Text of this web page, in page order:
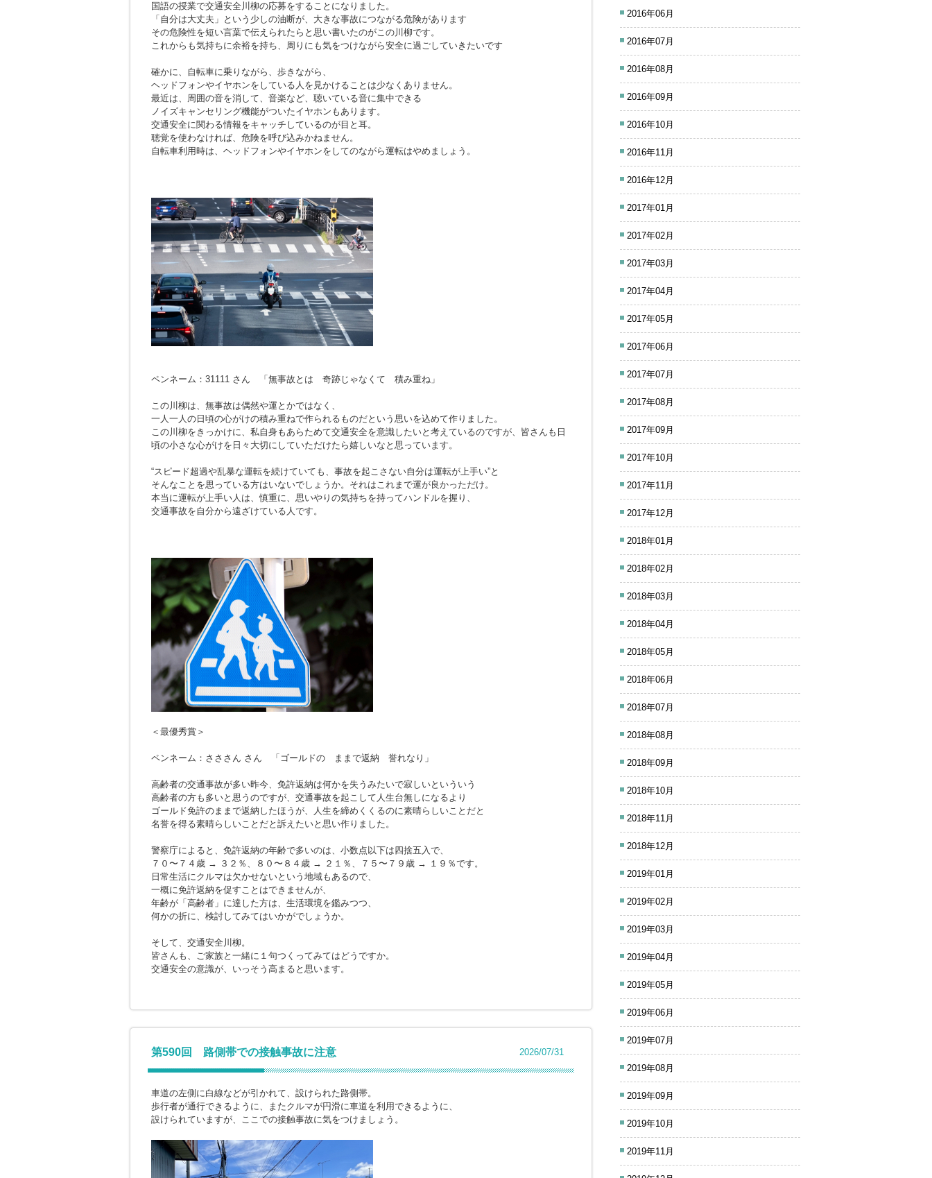
国語の授業で交通安全川柳の応募をすることになりました。
「自分は大丈夫」という少しの油断が、大きな事故につながる危険があります
その危険性を短い言葉で伝えられたらと思い書いたのがこの川柳です。
これからも気持ちに余裕を持ち、周りにも気をつけながら安全に過ごしていきたいです
確かに、自転車に乗りながら、歩きながら、
ヘッドフォンやイヤホンをしている人を見かけることは少なくありません。
最近は、周囲の音を消して、音楽など、聴いている音に集中できる
ノイズキャンセリング機能がついたイヤホンもあります。
交通安全に関わる情報をキャッチしているのが目と耳。
聴覚を使わなければ、危険を呼び込みかねません。
自転車利用時は、ヘッドフォンやイヤホンをしてのながら運転はやめましょう。
ペンネーム：31111 さん 「無事故とは 奇跡じゃなくて 積み重ね」
この川柳は、無事故は偶然や運とかではなく、
一人一人の日頃の心がけの積み重ねで作られるものだという思いを込めて作りました。
この川柳をきっかけに、私自身もあらためて交通安全を意識したいと考えているのですが、皆さんも日
頃の小さな心がけを日々大切にしていただけたら嬉しいなと思っています。
“スピード超過や乱暴な運転を続けていても、事故を起こさない自分は運転が上手い”と
そんなことを思っている方はいないでしょうか。それはこれまで運が良かっただけ。
本当に運転が上手い人は、慎重に、思いやりの気持ちを持ってハンドルを握り、
交通事故を自分から遠ざけている人です。
＜最優秀賞＞
ペンネーム：さささん さん 「ゴールドの ままで返納 誉れなり」
高齢者の交通事故が多い昨今、免許返納は何かを失うみたいで寂しいといういう
高齢者の方も多いと思うのですが、交通事故を起こして人生台無しになるより
ゴールド免許のままで返納したほうが、人生を締めくくるのに素晴らしいことだと
名誉を得る素晴らしいことだと訴えたいと思い作りました。
警察庁によると、免許返納の年齢で多いのは、小数点以下は四捨五入で、
７０〜７４歳 → ３２％、８０〜８４歳 → ２１％、７５〜７９歳 → １９％です。
日常生活にクルマは欠かせないという地域もあるので、
一概に免許返納を促すことはできませんが、
年齢が「高齢者」に達した方は、生活環境を鑑みつつ、
何かの折に、検討してみてはいかがでしょうか。
そして、交通安全川柳。
皆さんも、ご家族と一緒に１句つくってみてはどうですか。
交通安全の意識が、いっそう高まると思います。
第590回 路側帯での接触事故に注意 2026/07/31
車道の左側に白線などが引かれて、設けられた路側帯。
歩行者が通行できるように、またクルマが円滑に車道を利用できるように、
設けられていますが、ここでの接触事故に気をつけましょう。
2016年06月
2016年07月
2016年08月
2016年09月
2016年10月
2016年11月
2016年12月
2017年01月
2017年02月
2017年03月
2017年04月
2017年05月
2017年06月
2017年07月
2017年08月
2017年09月
2017年10月
2017年11月
2017年12月
2018年01月
2018年02月
2018年03月
2018年04月
2018年05月
2018年06月
2018年07月
2018年08月
2018年09月
2018年10月
2018年11月
2018年12月
2019年01月
2019年02月
2019年03月
2019年04月
2019年05月
2019年06月
2019年07月
2019年08月
2019年09月
2019年10月
2019年11月